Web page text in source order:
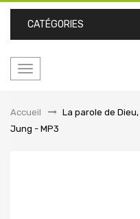
CATÉGORIES
Basculer
Accueil
&gt;La parole de
Jung - MP3